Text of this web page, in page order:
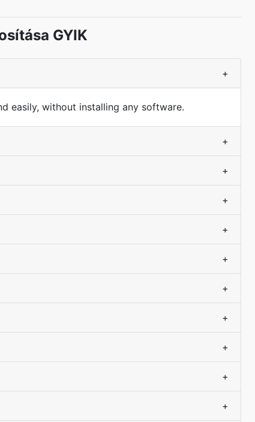
GYIK
+
easily, without installing any software.
+
+
+
+
+
+
+
+
+
+